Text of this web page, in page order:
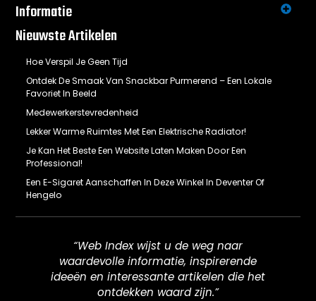
Informatie
Nieuwste Artikelen
Hoe Verspil Je Geen Tijd
Ontdek De Smaak Van Snackbar Purmerend – Een Lokale
Favoriet In Beeld
Medewerkerstevredenheid
Lekker Warme Ruimtes Met Een Elektrische Radiator!
Je Kan Het Beste Een Website Laten Maken Door Een
Professional!
Een E-Sigaret Aanschaffen In Deze Winkel In Deventer Of
Hengelo
“Web Index wijst u de weg naar
waardevolle informatie, inspirerende
ideeën en interessante artikelen die het
ontdekken waard zijn.”